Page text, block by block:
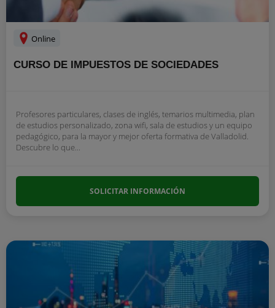
Online
CURSO DE IMPUESTOS DE SOCIEDADES
Profesores particulares, clases de inglés, temarios multimedia, plan
de estudios personalizado, zona wifi, sala de estudios y un equipo
pedagógico, para la mayor y mejor oferta formativa de Valladolid.
Descubre lo que...
SOLICITAR INFORMACIÓN